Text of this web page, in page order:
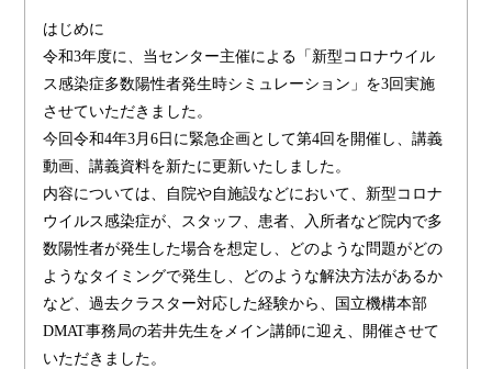
はじめに
令和3年度に、当センター主催による「新型コロナウイル
ス感染症多数陽性者発生時シミュレーション」を3回実施
させていただきました。
今回令和4年3月6日に緊急企画として第4回を開催し、講義
動画、講義資料を新たに更新いたしました。
内容については、自院や自施設などにおいて、新型コロナ
ウイルス感染症が、スタッフ、患者、入所者など院内で多
数陽性者が発生した場合を想定し、どのような問題がどの
ようなタイミングで発生し、どのような解決方法があるか
など、過去クラスター対応した経験から、国立機構本部
DMAT事務局の若井先生をメイン講師に迎え、開催させて
いただきました。